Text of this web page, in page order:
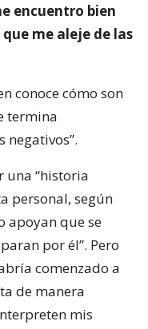
encuentro bien
me aleje de las
conoce cómo son
termina
negativos”.
una “historia
personal, según
apoyan que se
por él”. Pero
comenzado a
de manera
mis